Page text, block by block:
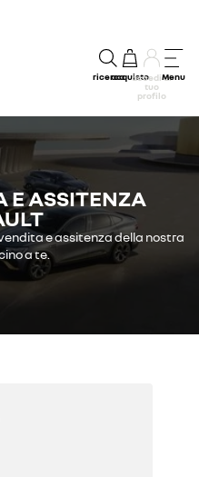
ricercaacquistoaccedi al
tuo
profilo
Menu
E ASSITENZA
e assitenza della nostra
a te.